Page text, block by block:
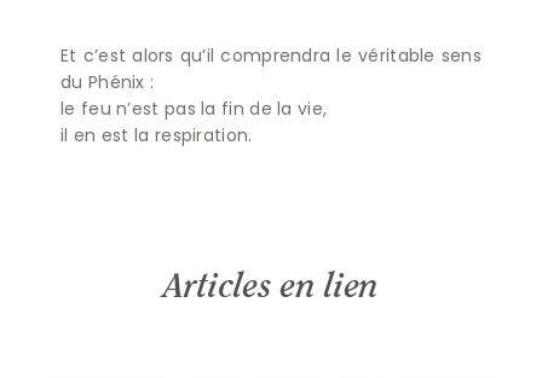
Et c’est alors qu’il comprendra le véritable sens
du Phénix :
le feu n’est pas la fin de la vie,
il en est la respiration.
Articles en lien
Suivez-nous via la Newsletter !
S'inscrire à la Newsletter